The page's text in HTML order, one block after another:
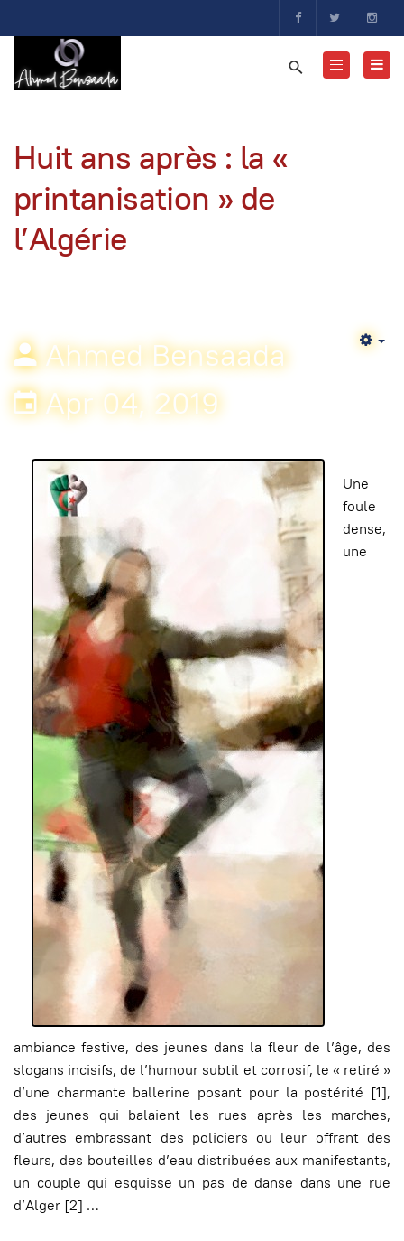
Huit ans après : la «
printanisation » de
l’Algérie
Ahmed Bensaada
Apr 04, 2019
Une
foule
dense,
une
ambiance festive, des jeunes dans la fleur de l’âge, des
slogans incisifs, de l’humour subtil et corrosif, le « retiré »
d’une charmante ballerine posant pour la postérité [1],
des jeunes qui balaient les rues après les marches,
d’autres embrassant des policiers ou leur offrant des
fleurs, des bouteilles d’eau distribuées aux manifestants,
un couple qui esquisse un pas de danse dans une rue
d’Alger [2] …